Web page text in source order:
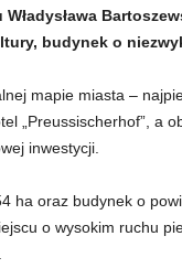
budynek o
mapie miasta –
„Preussischerhof”, a
inwestycji.
ha oraz budynek o
o wysokim ruchu